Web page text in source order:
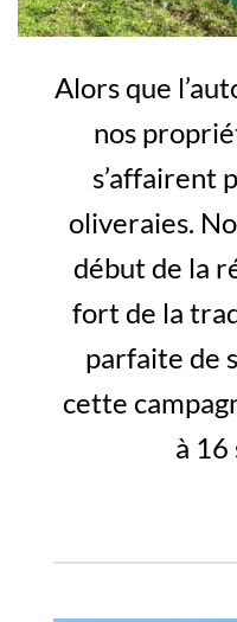
Alors que
nos
s’affairent
oliveraies.
début de la
fort de la
parfaite de
cette
à 16